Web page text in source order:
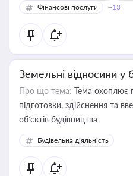
Фінансові послуги
+13
Земельні відносини у
Про що тема: Тема охоплює
підготовки, здійснення та
об’єктів будівництва
Будівельна діяльність